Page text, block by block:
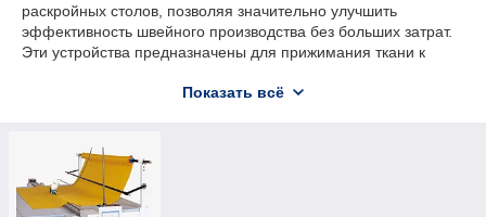
раскройных столов, позволяя значительно улучшить
эффективность швейного производства без больших затрат.
Эти устройства предназначены для прижимания ткани к
обеспечивает точность раскроя и уменьшение отходов
устройства, которые помогают значительно упростить и
ускорить процесс раскроя материалов в швейном
производстве. Они предназначены для точного и аккуратного
Показать всё